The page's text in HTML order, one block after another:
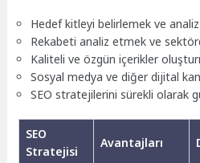
Hedef kitleyi belirlemek ve
Rekabeti analiz etmek ve
Kaliteli ve özgün içerikler
Sosyal medya ve diğer dijital
SEO stratejilerini sürekli olarak
SEO
Stratejisi
Avantajları